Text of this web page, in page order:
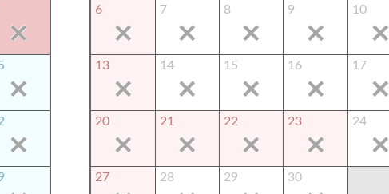
6 7 8 9 10
13 14 15 16 17
20 21 22 23 24
27 28 29 30